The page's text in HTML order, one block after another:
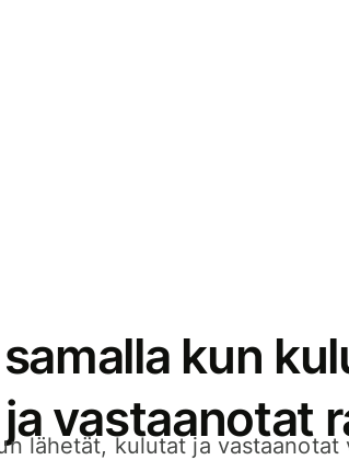
kun
vastaanotat
lähetät, kulutat ja vastaanotat